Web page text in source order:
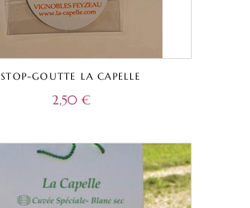
STOP-GOUTTE LA CAPELLE
2,50 €